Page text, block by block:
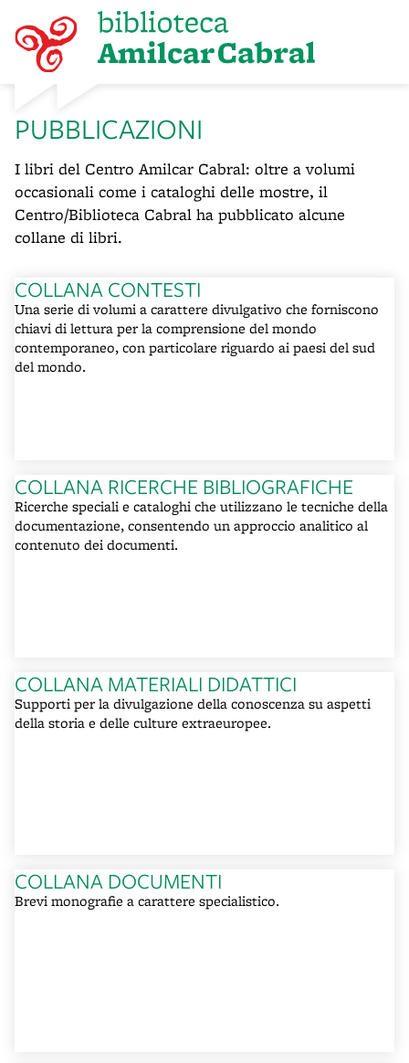
PUBBLICAZIONI
I libri del Centro Amilcar Cabral: oltre a volumi
occasionali come i cataloghi delle mostre, il
Centro/Biblioteca Cabral ha pubblicato alcune
collane di libri.
COLLANA CONTESTI
Una serie di volumi a carattere divulgativo che forniscono
chiavi di lettura per la comprensione del mondo
contemporaneo, con particolare riguardo ai paesi del sud
del mondo.
COLLANA RICERCHE BIBLIOGRAFICHE
Ricerche speciali e cataloghi che utilizzano le tecniche della
documentazione, consentendo un approccio analitico al
contenuto dei documenti.
COLLANA MATERIALI DIDATTICI
Supporti per la divulgazione della conoscenza su aspetti
della storia e delle culture extraeuropee.
COLLANA DOCUMENTI
Brevi monografie a carattere specialistico.